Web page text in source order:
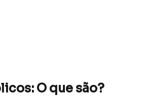
O que são?